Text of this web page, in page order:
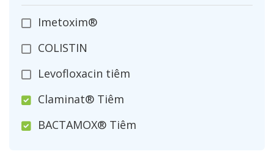
Imetoxim®
COLISTIN
Levofloxacin tiêm
Claminat® Tiêm
BACTAMOX® Tiêm